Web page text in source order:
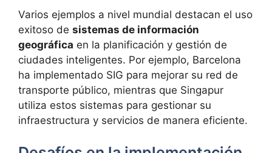
Varios ejemplos a nivel mundial destacan el uso
exitoso de sistemas de información
geográfica en la planificación y gestión de
ciudades inteligentes. Por ejemplo, Barcelona
ha implementado SIG para mejorar su red de
transporte público, mientras que Singapur
utiliza estos sistemas para gestionar su
infraestructura y servicios de manera eficiente.